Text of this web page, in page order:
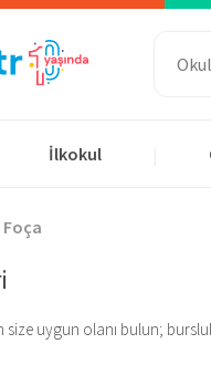
İlkokul
Foça
size uygun olanı bulun;